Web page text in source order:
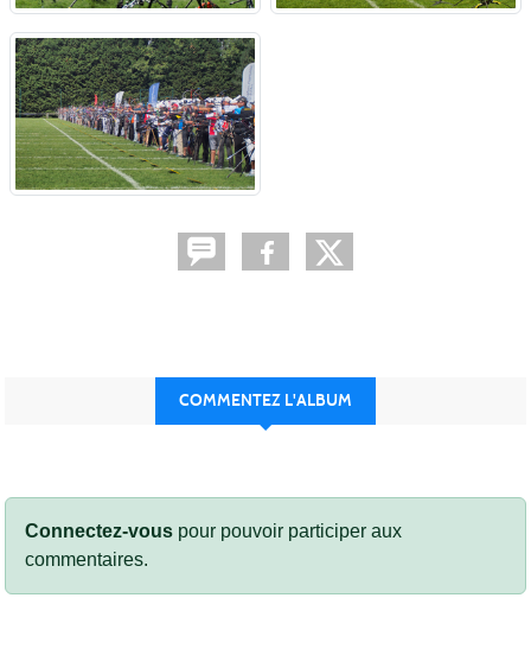
COMMENTEZ L'ALBUM
Connectez-vous pour pouvoir participer aux
commentaires.